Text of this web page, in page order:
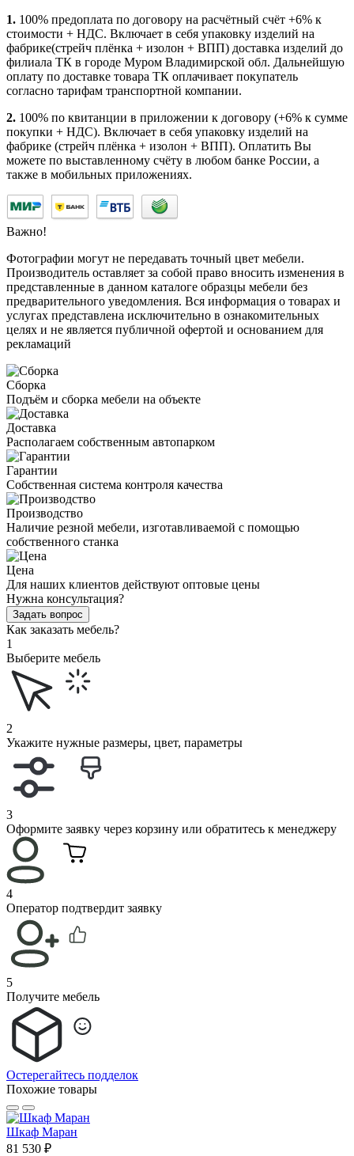
1. 100% предоплата по договору на расчётный счёт +6% к
стоимости + НДС. Включает в себя упаковку изделий на
фабрике(стрейч плёнка + изолон + ВПП) доставка изделий до
филиала ТК в городе Муром Владимирской обл. Дальнейшую
оплату по доставке товара ТК оплачивает покупатель
согласно тарифам транспортной компании.
2. 100% по квитанции в приложении к договору (+6% к сумме
покупки + НДС). Включает в себя упаковку изделий на
фабрике (стрейч плёнка + изолон + ВПП). Оплатить Вы
можете по выставленному счёту в любом банке России, а
также в мобильных приложениях.
Важно!
Фотографии могут не передавать точный цвет мебели.
Производитель оставляет за собой право вносить изменения в
представленные в данном каталоге образцы мебели без
предварительного уведомления. Вся информация о товарах и
услугах представлена исключительно в ознакомительных
целях и не является публичной офертой и основанием для
рекламаций
Сборка
Подъём и сборка мебели на объекте
Доставка
Располагаем собственным автопарком
Гарантии
Собственная система контроля качества
Производство
Наличие резной мебели, изготавливаемой с помощью
собственного станка
Цена
Для наших клиентов действуют оптовые цены
Нужна консультация?
Задать вопрос
Как заказать мебель?
1
Выберите мебель
2
Укажите нужные размеры, цвет, параметры
3
Оформите заявку через корзину или обратитесь к менеджеру
4
Оператор подтвердит заявку
5
Получите мебель
Остерегайтесь подделок
Похожие товары
Шкаф Маран
81 530 ₽